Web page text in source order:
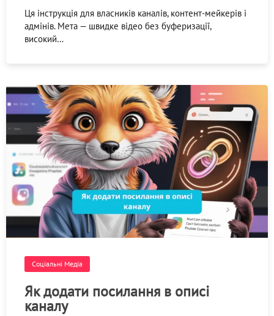
Ця інструкція для власників каналів, контент-мейкерів і
адмінів. Мета — швидке відео без буферизації,
високий…
Соціальні Медіа
Як додати посилання в описі
каналу